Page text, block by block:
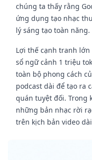
chúng ta thấy rằng
ứng dụng tạo nhạc
lý sáng tạo toàn năng.
Lợi thế cạnh tranh
sổ ngữ cảnh 1 triệu
toàn bộ phong cách
podcast dài để tạo ra
quán tuyệt đối. Trong
những bản nhạc rời
trên kịch bản video